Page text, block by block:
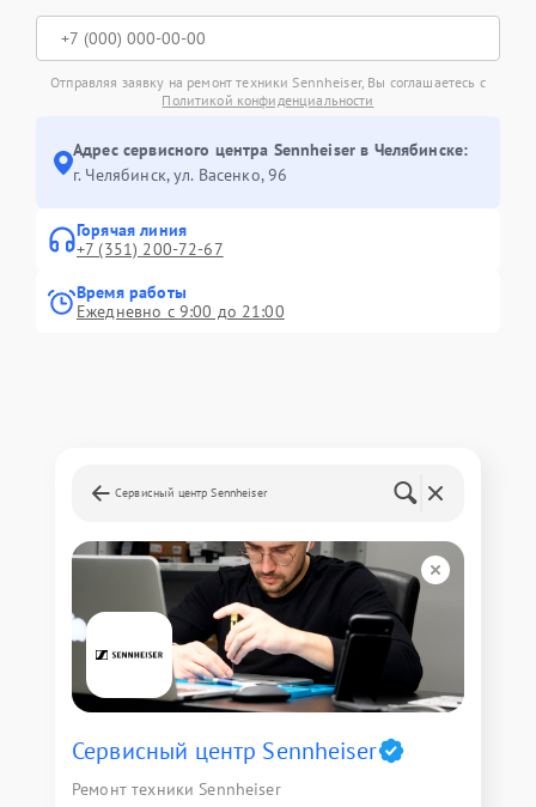
Отправляя заявку на ремонт техники Sennheiser, Вы соглашаетесь с
Политикой конфиденциальности
Адрес сервисного центра Sennheiser в Челябинске:
г. Челябинск, ул. Васенко, 96
Горячая линия
+7 (351) 200-72-67
Время работы
Ежедневно с 9:00 до 21:00
Сервисный центр Sennheiser
Сервисный центр Sennheiser
Ремонт техники Sennheiser